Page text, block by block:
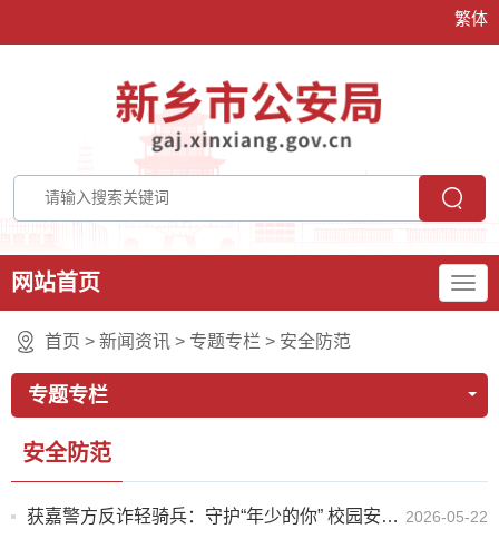
繁体
网站首页
首页 > 新闻资讯 > 专题专栏 > 安全防范
专题专栏
安全防范
获嘉警方反诈轻骑兵：守护“年少的你” 校园安全宣讲全覆盖 2026-05-22